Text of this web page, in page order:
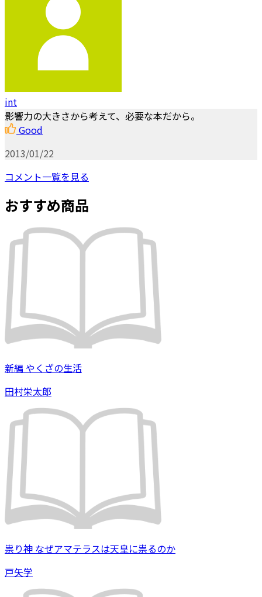
int
影響力の大きさから考えて、必要な本だから。
Good
2013/01/22
コメント一覧を見る
おすすめ商品
新編 やくざの生活
田村栄太郎
祟り神 なぜアマテラスは天皇に祟るのか
戸矢学